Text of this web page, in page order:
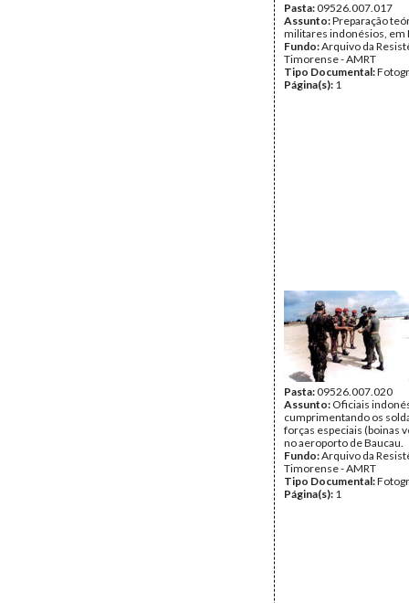
Pasta:09526.007.017
Assunto:Preparação
militares indonésios, em
Fundo:Arquivo da
Timorense - AMRT
Tipo Documental:
Página(s): 1
Pasta:09526.007.020
Assunto: Oficiais
cumprimentando os
forças especiais (boinas
no aeroporto de Baucau.
Fundo:Arquivo da
Timorense - AMRT
Tipo Documental:
Página(s): 1